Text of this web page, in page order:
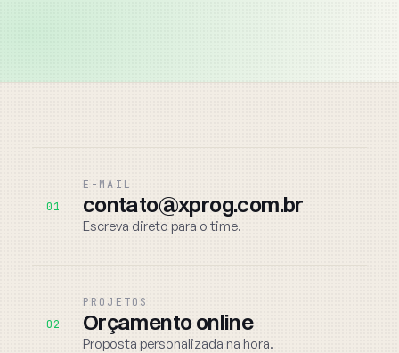
01
E-MAIL
contato@xprog.com.br
Escreva direto para o time.
02
PROJETOS
Orçamento online
Proposta personalizada na hora.